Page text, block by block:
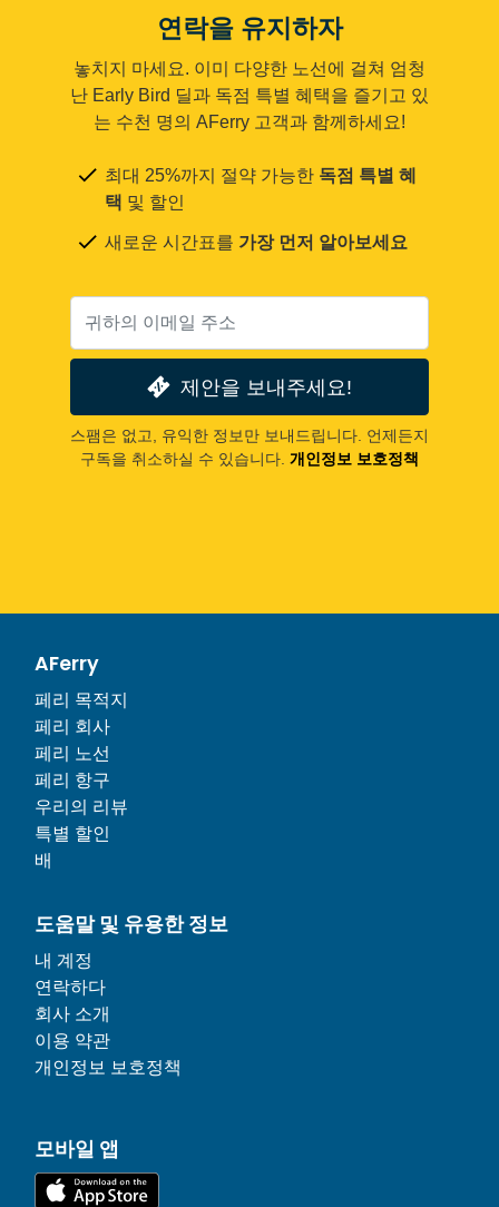
연락을 유지하자
놓치지 마세요. 이미 다양한 노선에 걸쳐 엄청
난 Early Bird 딜과 독점 특별 혜택을 즐기고 있
는 수천 명의 AFerry 고객과 함께하세요!
최대 25%까지 절약 가능한 독점 특별 혜
택 및 할인
새로운 시간표를 가장 먼저 알아보세요
제안을 보내주세요!
스팸은 없고, 유익한 정보만 보내드립니다. 언제든지
구독을 취소하실 수 있습니다. 개인정보 보호정책
AFerry
페리 목적지
페리 회사
페리 노선
페리 항구
우리의 리뷰
특별 할인
배
도움말 및 유용한 정보
내 계정
연락하다
회사 소개
이용 약관
개인정보 보호정책
모바일 앱